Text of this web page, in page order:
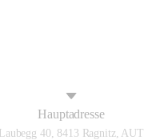
Hauptadresse
Laubegg 40, 8413 Ragnitz, AUT